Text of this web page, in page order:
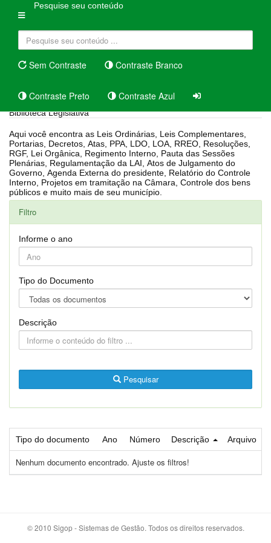
Pesquise seu conteúdo
Sem Contraste Contraste Branco
Contraste Preto Contraste Azul
Biblioteca Legislativa
Aqui você encontra as Leis Ordinárias, Leis Complementares,
Portarias, Decretos, Atas, PPA, LDO, LOA, RREO, Resoluções,
RGF, Lei Orgânica, Regimento Interno, Pauta das Sessões
Plenárias, Regulamentação da LAI, Atos de Julgamento do
Governo, Agenda Externa do presidente, Relatório do Controle
Interno, Projetos em tramitação na Câmara, Controle dos bens
públicos e muito mais de seu município.
Filtro
Informe o ano
Tipo do Documento
Descrição
Pesquisar
Tipo do documento Ano Número Descrição Arquivo
Nenhum documento encontrado. Ajuste os filtros!
© 2010 Sigop - Sistemas de Gestão. Todos os direitos reservados.